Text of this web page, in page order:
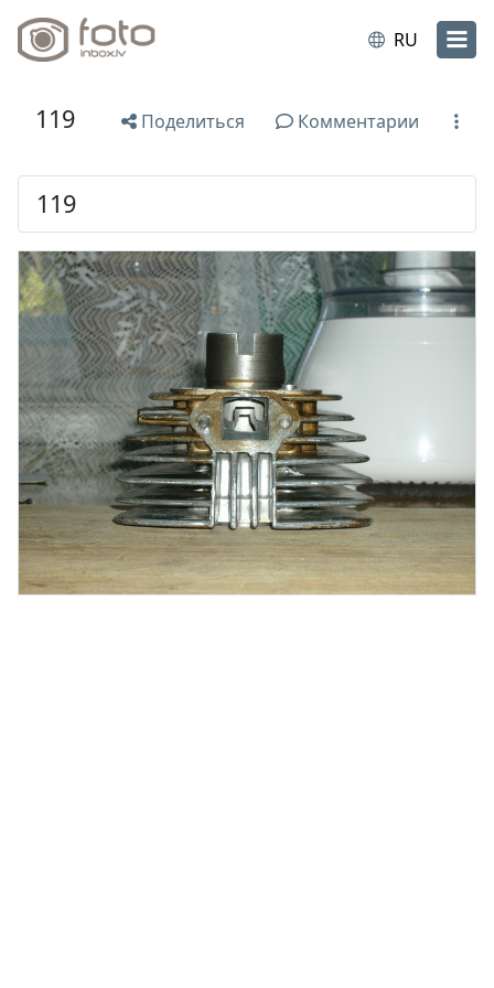
RU
119 Поделиться Комментарии
119